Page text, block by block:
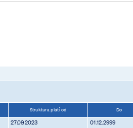
Struktura platí od Do
27.09.2023
01.12.2999